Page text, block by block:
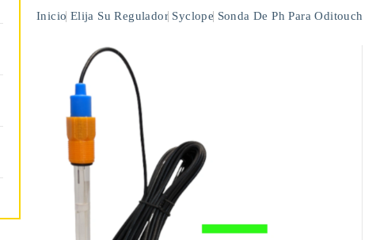
Inicio Elija Su Regulador Syclope Sonda De Ph Para Oditouch